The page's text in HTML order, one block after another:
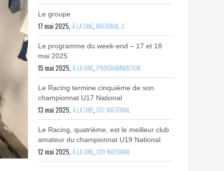
Le groupe
17 mai 2025,À LA UNE,NATIONAL 3
Le programme du week-end – 17 et 18
mai 2025
15 mai 2025,À LA UNE,PROGRAMMATION
Le Racing termine cinquième de son
championnat U17 National
13 mai 2025,À LA UNE,U17 NATIONAL
Le Racing, quatrième, est le meilleur club
amateur du championnat U19 National
12 mai 2025,À LA UNE,U19 NATIONAL